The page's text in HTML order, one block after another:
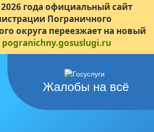
года официальный сайт
Пограничного
округа переезжает на новый
pogranichny.gosuslugi.ru
Жалобы на всё